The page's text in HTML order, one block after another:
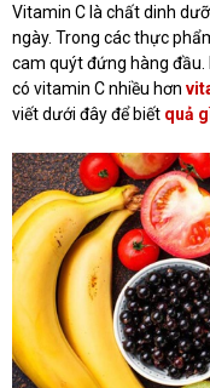
Vitamin C là chất dinh
ngày. Trong các thực
cam quýt đứng hàng đầu.
có vitamin C nhiều hơn
viết dưới đây để biết quả